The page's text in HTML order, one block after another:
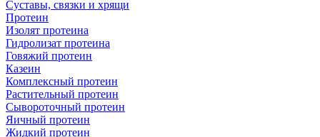
Суставы, связки и хрящи
Протеин
Изолят протеина
Гидролизат протеина
Говяжий протеин
Казеин
Комплексный протеин
Растительный протеин
Сывороточный протеин
Яичный протеин
Жидкий протеин